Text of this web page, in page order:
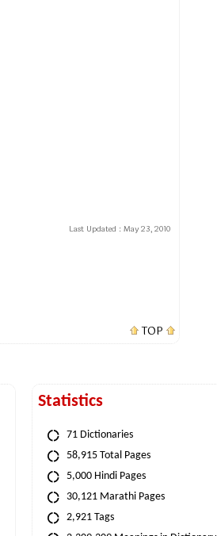
Last Updated : May 23, 2010
TOP
Statistics
71 Dictionaries
58,915 Total Pages
5,000 Hindi Pages
30,121 Marathi Pages
2,921 Tags